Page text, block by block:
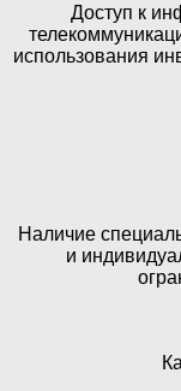
Доступ к
использования
Наличие
и